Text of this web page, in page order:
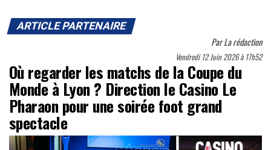
ARTICLE PARTENAIRE
ParLa rédaction
Vendredi 12 Juin 2026 à 17h52
Où regarder les matchs de la Coupe du
Monde à Lyon ? Direction le Casino Le
Pharaon pour une soirée foot grand
spectacle